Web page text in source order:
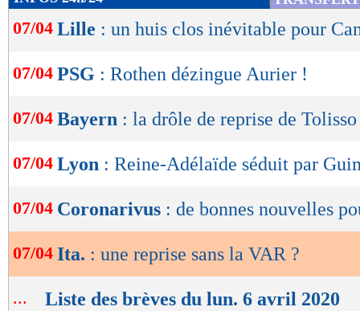
de
lecture
OK
07/04 Lille : un huis clos inévitable pour
07/04 PSG : Rothen dézingue Aurier !
07/04 Bayern : la drôle de reprise de Tolisso
07/04 Lyon : Reine-Adélaïde séduit par
07/04 Coronarivus : de bonnes nouvelles
07/04 Ita. : une reprise sans la VAR ?
... Liste des brèves du lun. 6 avril 2020